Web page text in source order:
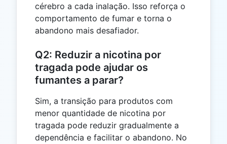
cérebro a cada inalação. Isso reforça o
comportamento de fumar e torna o
abandono mais desafiador.
Q2: Reduzir a nicotina por
tragada pode ajudar os
fumantes a parar?
Sim, a transição para produtos com
menor quantidade de nicotina por
tragada pode reduzir gradualmente a
dependência e facilitar o abandono. No